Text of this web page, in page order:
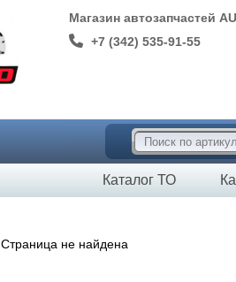
Магазин автозапчастей
+7 (342) 535-91-55
Каталог ТО
Страница не найдена